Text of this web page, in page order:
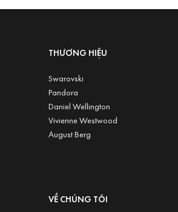
THƯƠNG HIỆU
Swarovski
Pandora
Daniel Wellington
Vivienne Westwood
August Berg
VỀ CHÚNG TÔI